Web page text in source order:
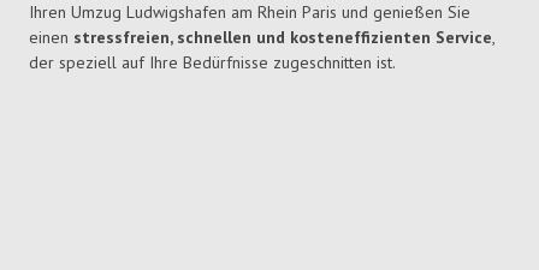
Ihren Umzug Ludwigshafen am Rhein Paris und genießen Sie
einen stressfreien, schnellen und kosteneffizienten Service,
der speziell auf Ihre Bedürfnisse zugeschnitten ist.